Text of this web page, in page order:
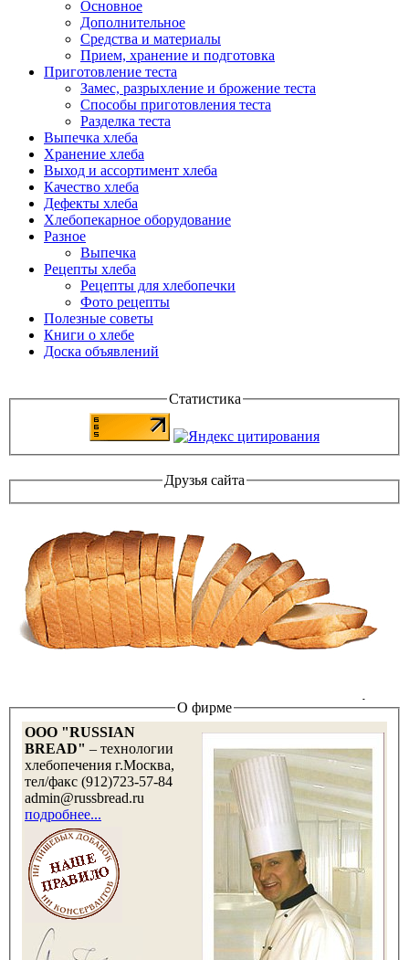
Основное
Дополнительное
Средства и материалы
Прием, хранение и подготовка
Приготовление теста
Замес, разрыхление и брожение теста
Способы приготовления теста
Разделка теста
Выпечка хлеба
Хранение хлеба
Выход и ассортимент хлеба
Качество хлеба
Дефекты хлеба
Хлебопекарное оборудование
Разное
Выпечка
Рецепты хлеба
Рецепты для хлебопечки
Фото рецепты
Полезные советы
Книги о хлебе
Доска объявлений
Статистика
Друзья сайта
О фирме
OOO "RUSSIAN
BREAD" – технологии
хлебопечения г.Москва,
тел/факс (912)723-57-84
admin@russbread.ru
подробнее...